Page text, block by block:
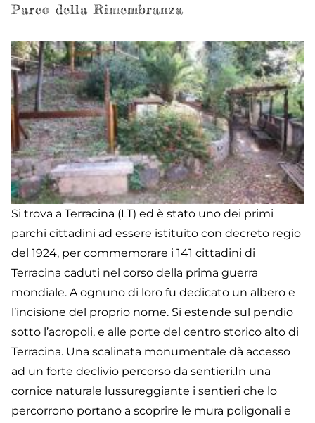
Parco della Rimembranza
Si trova a Terracina (LT) ed è stato uno dei primi
parchi cittadini ad essere istituito con decreto regio
del 1924, per commemorare i 141 cittadini di
Terracina caduti nel corso della prima guerra
mondiale. A ognuno di loro fu dedicato un albero e
l’incisione del proprio nome. Si estende sul pendio
sotto l’acropoli, e alle porte del centro storico alto di
Terracina. Una scalinata monumentale dà accesso
ad un forte declivio percorso da sentieri.In una
cornice naturale lussureggiante i sentieri che lo
percorrono portano a scoprire le mura poligonali e